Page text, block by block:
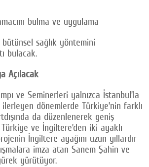
bulma ve uygulama
sağlık yöntemini
bulacak.
Açılacak
ve Seminerleri yalnızca İstanbul’la
ilerleyen dönemlerde Türkiye’nin farklı
da düzenlenerek geniş
ve İngiltere’den iki ayaklı
İngiltere ayağını uzun yıllardır
imza atan Sanem Şahin ve
yürütüyor.